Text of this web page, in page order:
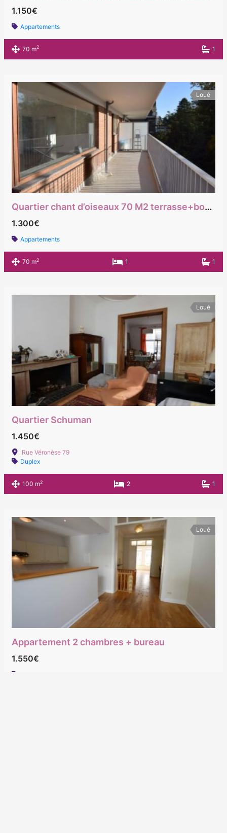
1.150€
Appartements
70 m2 1
Loué
Quartier chant d’oiseaux 70 M2 terrasse+box garage
1.300€
Appartements
70 m2 1 1
Loué
Quartier Schuman
1.450€
Rue Véronèse 79
Duplex
100 m2 2 1
Loué
Appartement 2 chambres + bureau
1.550€